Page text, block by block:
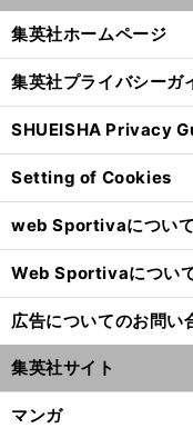
集英社ホームページ
集英社プライバシーガ
SHUEISHA Privacy
Setting of Cookies
web Sportivaについて
Web Sportivaについ
広告についてのお問い
集英社サイト
マンガ